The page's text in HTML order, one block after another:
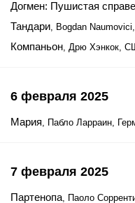
Догмен: Пушистая
Тандари, Bogdan
Компаньон, Дрю Хэнкок,
6 февраля 2025
Мария, Пабло Ларраин,
7 февраля 2025
Партенопа, Паоло